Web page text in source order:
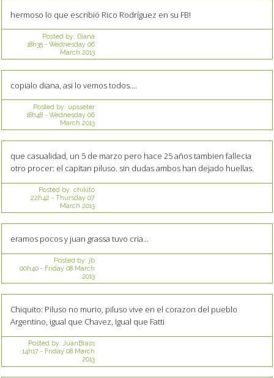
hermoso lo que escribió Rico Rodríguez en su FB!
Posted by: Diana
18h35- Wednesday 06
March 2013
copialo diana, asi lo vemos todos....
Posted by: upsseter
18h48- Wednesday 06
March 2013
que casualidad, un 5 de marzo pero hace 25 años tambien fallecia
otro procer: el capitan piluso. sin dudas ambos han dejado huellas.
Posted by: chikito
22h42 - Thursday 07
March 2013
eramos pocos y juan grassa tuvo cria...
Posted by: jb
00h40- Friday 08 March
2013
Chiquito: Piluso no murio, piluso vive en el corazon del pueblo
Argentino, igual que Chavez, Igual que Fatti
Posted by: JuanBrass
14h17- Friday 08 March
2013